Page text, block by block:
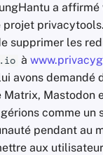
a
supprimer les
à
avons demandé
Matrix, Mastodon
comme un
pendant au
aux